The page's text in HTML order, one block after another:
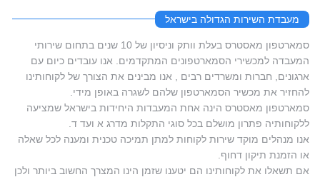
מעבדת השירות הגדולה בישראל
סמארטפון מאסטרס בעלת וותק וניסיון של 10 שנים בתחום שירותי
המעבדה למכשירי הסמארטפונים המתקדמים. אנו עובדים כיום עם
ארגונים, חברות ומשרדים רבים , אנו מבינים את הצורך של לקוחותינו
להחזיר את מכשיר הסמארטפון שלהם לשגרה באופן מידי.
סמארטפון מאסטרס הינה אחת המעבדות היחידות בישראל שמציעה
ללקוחותיה פתרון מושלם בכל סוגי התקלות מדרג א ועד ד.
אנו מנהלים מוקד שירות לקוחות למתן תמיכה טכנית ומענה לכל שאלה
או הזמנת תיקון דחוף.
אם תשאלו את לקוחותינו הם יטענו שזמן הינו המצרך החשוב ביותר ולכן